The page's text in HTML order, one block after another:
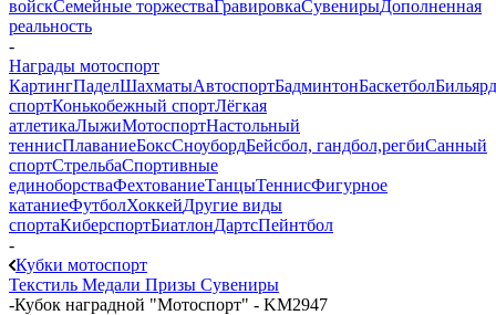
войскСемейные торжестваГравировкаСувенирыДополненная
реальность
-
Награды мотоспорт
КартингПаделШахматыАвтоспортБадминтонБаскетболБильярд
спортКонькобежный спортЛёгкая
атлетикаЛыжиМотоспортНастольный
теннисПлаваниеБоксСноубордБейсбол, гандбол,регбиСанный
спортСтрельбаСпортивные
единоборстваФехтованиеТанцыТеннисФигурное
катаниеФутболХоккейДругие виды
спортаКиберспортБиатлонДартсПейнтбол
-
Кубки мотоспорт
Текстиль Медали Призы Сувениры
-Кубок наградной "Мотоспорт" - KM2947